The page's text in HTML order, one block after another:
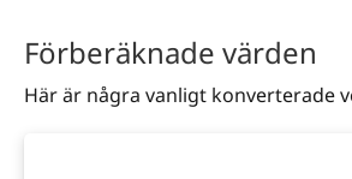
Förberäknade värden
Här är några vanligt konverterade